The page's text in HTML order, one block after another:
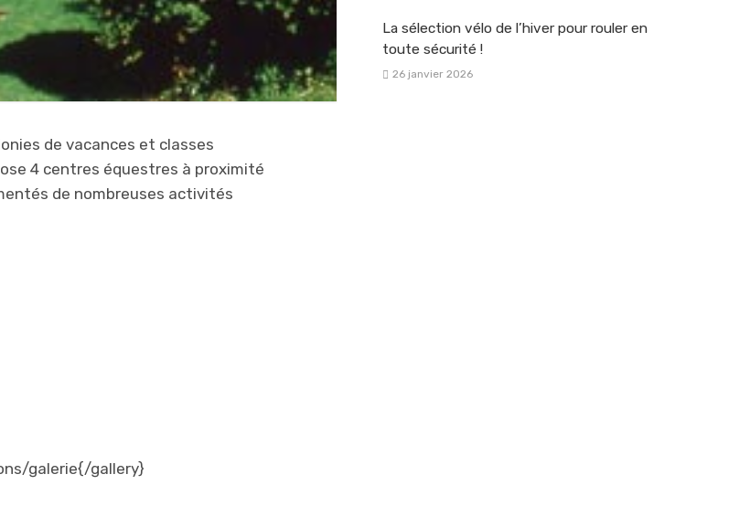
de vacances et classes
4 centres équestres à proximité
de nombreuses activités
galerie{/gallery}
La sélection vélo de l’hiver pour rouler en
toute sécurité !
26 janvier 2026